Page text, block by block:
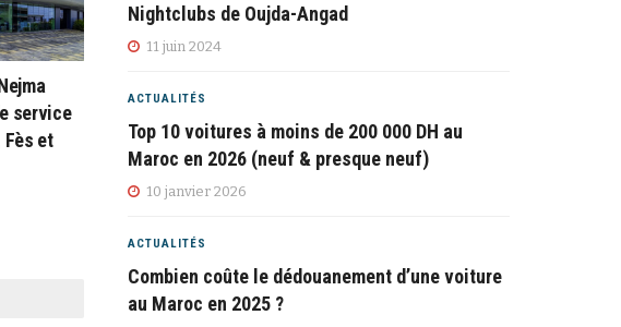
service
Fès et
Nightclubs de Oujda-Angad
11 juin 2024
ACTUALITÉS
Top 10 voitures à moins de 200 000 DH au
Maroc en 2026 (neuf & presque neuf)
10 janvier 2026
ACTUALITÉS
Combien coûte le dédouanement d’une voiture
au Maroc en 2025 ?